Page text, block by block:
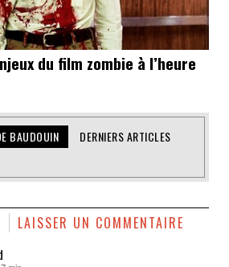
du film zombie à l’heure
BAUDOUIN DERNIERS ARTICLES
LAISSER UN COMMENTAIRE